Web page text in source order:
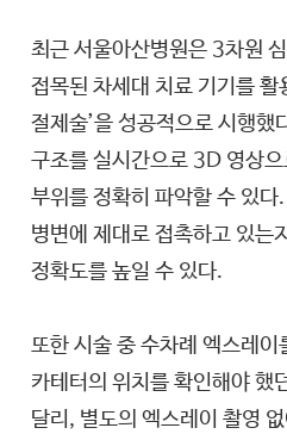
최근 서울아산병원은 3차원
접목된 차세대 치료 기기를 활
절제술’을 성공적으로 시행했
구조를 실시간으로 3D 영상
부위를 정확히 파악할 수 있다
병변에 제대로 접촉하고 있는
정확도를 높일 수 있다.
또한 시술 중 수차례 엑스레이
카테터의 위치를 확인해야 했
달리, 별도의 엑스레이 촬영